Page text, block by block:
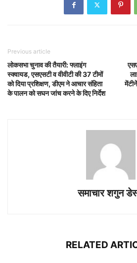
Previous article
लोकसभा चुनाव की तैयारी: फ्लाइंग
स्क्वायड, एसएसटी व वीवीटी की 37 टीमों
को दिया प्रशिक्षण, डीएम ने आचार संहिता
के पालन को सघन जांच करने के दिए निर्देश
समाचार शगुन
RELATED